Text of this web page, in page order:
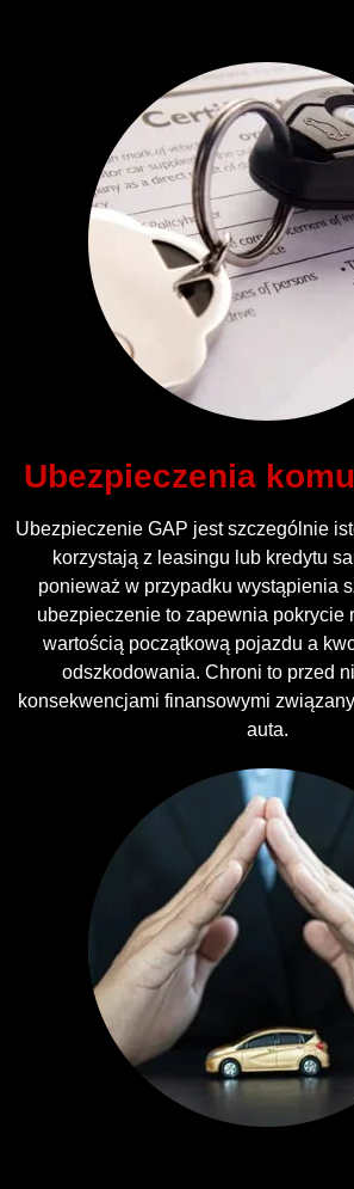
Ubezpieczenia
Ubezpieczenie GAP jest szczególnie
korzystają z leasingu lub kredytu
ponieważ w przypadku wystąpienia
ubezpieczenie to zapewnia pokrycie
wartością początkową pojazdu a
odszkodowania. Chroni to przed
konsekwencjami finansowymi
auta.